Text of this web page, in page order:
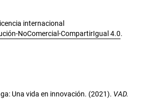
internacional
NoComercial-CompartirIgual 4.0.
Una vida en innovación. (2021). VAD.